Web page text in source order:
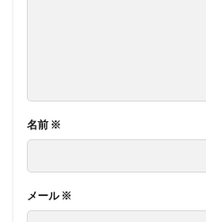
名前 ※
メール※